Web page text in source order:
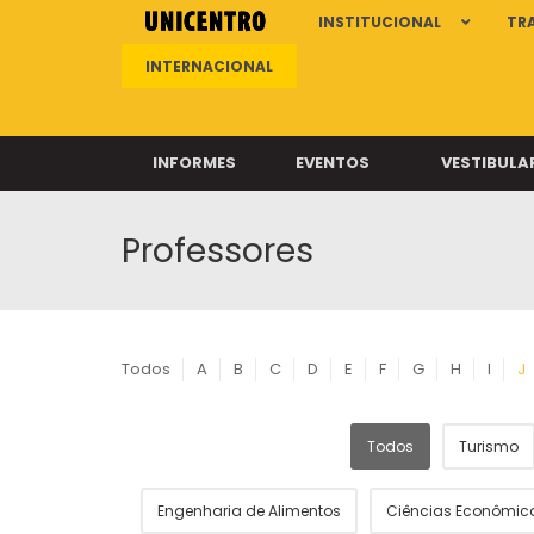
INSTITUCIONAL
INTERNACIONAL
INFORMES EVENTOS
Professores
Todos A B C D E F G H I J
Todos Turismo
Engenharia de Alimentos Ciências